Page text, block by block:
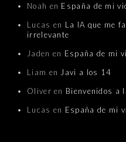
Noah en España de mi
Lucas en La IA que me
irrelevante
Jaden en España de mi
Liam en Javi a los 14
Oliver en Bienvenidos a
Lucas en España de mi